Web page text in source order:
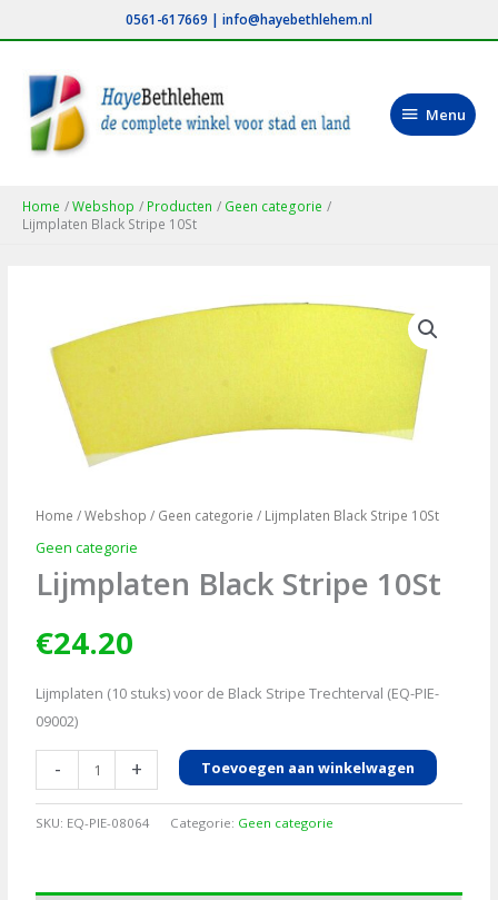
naar
inhoud
0561-617669 | info@hayebethlehem.nl
Menu
Menu
Home Webshop Producten
Geen categorie
Lijmplaten Black Stripe 10St
Home /Webshop / Geen categorie / Lijmplaten Black Stripe 10St
Geen categorie
Lijmplaten Black Stripe 10St
€24.20
Lijmplaten (10 stuks) voor de Black Stripe Trechterval (EQ-PIE-
09002)
-
Lijmplaten
Black
+ Toevoegen aan winkelwagen
SKU: EQ-PIE-08064 Categorie: Geen categorie